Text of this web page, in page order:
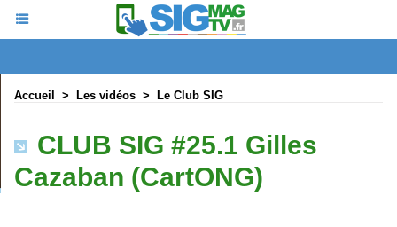
Accueil > Les vidéos > Le Club SIG
CLUB SIG #25.1 Gilles
Cazaban (CartONG)